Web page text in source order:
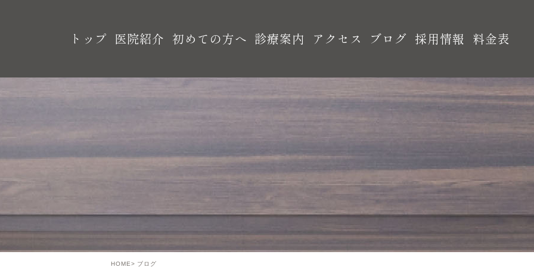
トップ 医院紹介 初めての方へ 診療案内 アクセス ブログ 採用情報 料金表
HOME ブログ